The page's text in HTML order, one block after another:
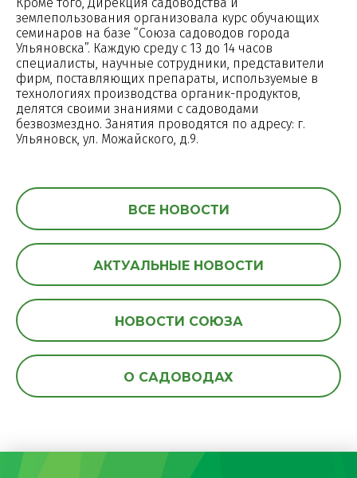
землепользования организовала курс обучающих
семинаров на базе “Союза садоводов города
Ульяновска”. Каждую среду с 13 до 14 часов
специалисты, научные сотрудники, представители
фирм, поставляющих препараты, используемые в
технологиях производства органик-продуктов,
делятся своими знаниями с садоводами
безвозмездно. Занятия проводятся по адресу: г.
Ульяновск, ул. Можайского, д.9.
ВСЕ НОВОСТИ
АКТУАЛЬНЫЕ НОВОСТИ
НОВОСТИ СОЮЗА
О САДОВОДАХ